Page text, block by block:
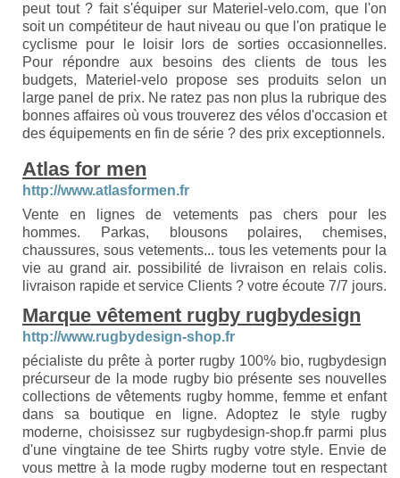
peut tout ? fait s'équiper sur Materiel-velo.com, que l'on
soit un compétiteur de haut niveau ou que l'on pratique le
cyclisme pour le loisir lors de sorties occasionnelles.
Pour répondre aux besoins des clients de tous les
budgets, Materiel-velo propose ses produits selon un
large panel de prix. Ne ratez pas non plus la rubrique des
bonnes affaires où vous trouverez des vélos d'occasion et
des équipements en fin de série ? des prix exceptionnels.
Atlas for men
http://www.atlasformen.fr
Vente en lignes de vetements pas chers pour les
hommes. Parkas, blousons polaires, chemises,
chaussures, sous vetements... tous les vetements pour la
vie au grand air. possibilité de livraison en relais colis.
livraison rapide et service Clients ? votre écoute 7/7 jours.
Marque vêtement rugby rugbydesign
http://www.rugbydesign-shop.fr
pécialiste du prête à porter rugby 100% bio, rugbydesign
précurseur de la mode rugby bio présente ses nouvelles
collections de vêtements rugby homme, femme et enfant
dans sa boutique en ligne. Adoptez le style rugby
moderne, choisissez sur rugbydesign-shop.fr parmi plus
d'une vingtaine de tee Shirts rugby votre style. Envie de
vous mettre à la mode rugby moderne tout en respectant